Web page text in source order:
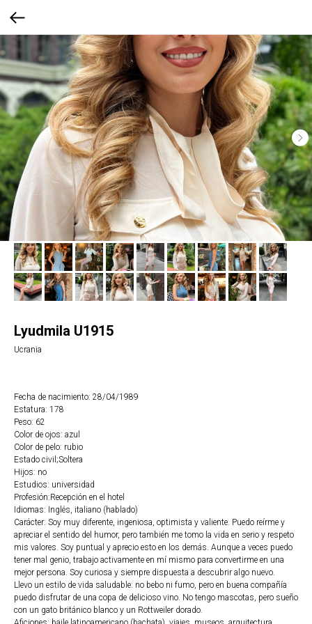
Lyudmila U1915
Ucrania
Fecha de nacimiento: 28/04/1989
Estatura: 178
Peso: 62
Color de ojos: azul
Color de pelo: rubio
Estado civil;Soltera
Hijos: no
Estudios: universidad
Profesión:Recepción en el hotel
Idiomas: Inglés, italiano (hablado)
Carácter: Soy muy diferente, ingeniosa, optimista y valiente. Puedo reírme y
apreciar el sentido del humor, pero también me tomo la vida en serio y respeto
mis valores. Soy puntual y aprecio esto en los demás. Aunque a veces puedo
tener mal genio, trabajo activamente en mí mismo para convertirme en una
mejor persona. Soy curiosa y siempre dispuesta a descubrir algo nuevo.
Llevo un estilo de vida saludable: no bebo ni fumo, pero en buena compañía
puedo disfrutar de una copa de delicioso vino. No tengo mascotas, pero sueño
con un gato británico blanco y un Rottweiler dorado.